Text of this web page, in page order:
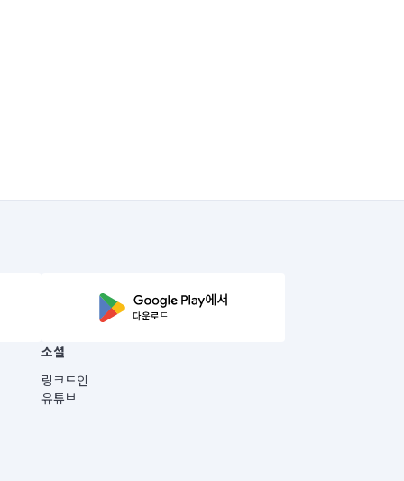
소셜
링크드인
유튜브